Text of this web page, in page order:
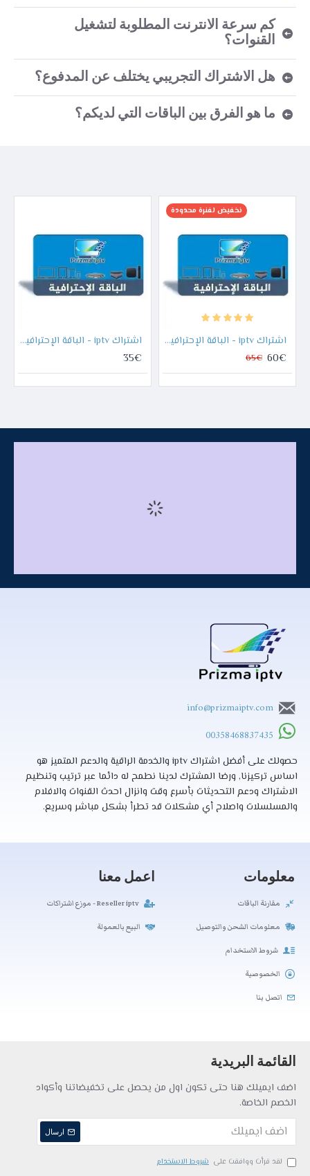
كم سرعة الانترنت المطلوبة لتشغيل
القنوات؟
هل الاشتراك التجريبي يختلف عن المدفوع؟
ما هو الفرق بين الباقات التي لديكم؟
نخفيض لفنرة محدودة
اشتراك iptv - الباقة الإحترافية - 12 أشهر
60€
65€
اشتراك iptv - الباقة الإحترافية - 6 أشهر
35€
info@prizmaiptv.com
00358468837435
حصولك على أفضل اشتراك iptv والخدمة الراقية والدعم المتميز هو
اساس تركيزنا, ورضا المشترك لدينا نطمح له دائما عبر ترتيب وتنظيم
الاشتراك ودعم التحديثات بأسرع وقت وانزال احدث القنوات والافلام
والمسلسلات واصلاح أي مشكلات قد تطرأ بشكل مباشر وسريع.
معلومات
مقارنة الباقات
معلومات الشحن والتوصيل
شروط الاستخدام
الخصوصية
اتصل بنا
اعمل معنا
Reseller iptv - موزع اشتراكات
البيع بالعمولة
القائمة البريدية
اضف ايميلك هنا حتى تكون اول من يحصل على تخفيضاتنا وأكواد
الخصم الخاصة.
ارسال
لقد قرأت ووافقت على شروط الاستخدام